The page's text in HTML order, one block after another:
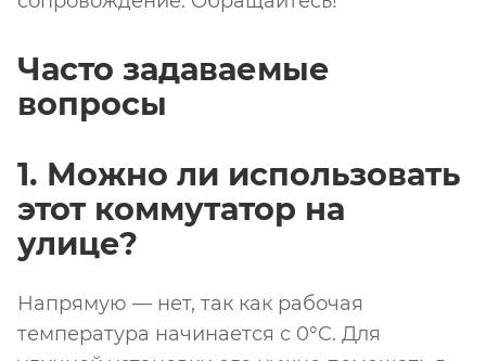
Часто задаваемые
вопросы
1. Можно ли использовать
этот коммутатор на
улице?
Напрямую — нет, так как рабочая
температура начинается с 0°C. Для